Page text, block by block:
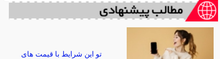
تو این شرایط با قیمت های